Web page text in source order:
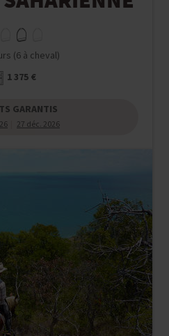
(6 à cheval)
1 375 €
27 déc. 2026